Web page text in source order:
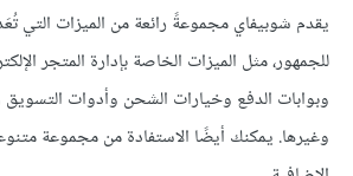
يقدم شوبيفاي مجموعةً رائعة من الميزات التي
للجمهور، مثل الميزات الخاصة بإدارة المتجر
وبوابات الدفع وخيارات الشحن وأدوات التسويق
وغيرها. يمكنك أيضًا الاستفادة من مجموعة